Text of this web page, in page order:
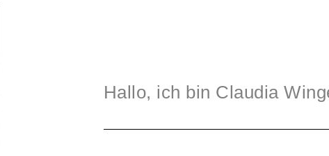
Hallo, ich bin Claudia